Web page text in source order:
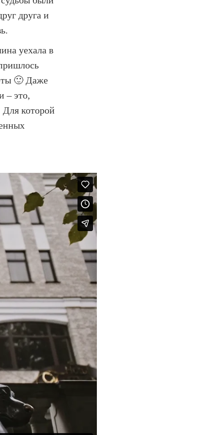
друга и
уехала в
🙂 Даже
– это,
Для которой